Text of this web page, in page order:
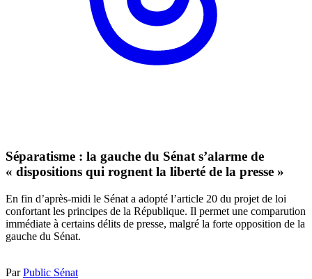
Séparatisme : la gauche du Sénat s’alarme de
« dispositions qui rognent la liberté de la presse »
En fin d’après-midi le Sénat a adopté l’article 20 du projet de loi
confortant les principes de la République. Il permet une comparution
immédiate à certains délits de presse, malgré la forte opposition de la
gauche du Sénat.
ParPublic Sénat